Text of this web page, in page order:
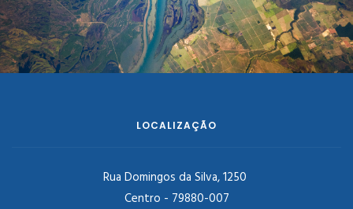
LOCALIZAÇÃO
Rua Domingos da Silva, 1250
Centro - 79880-007